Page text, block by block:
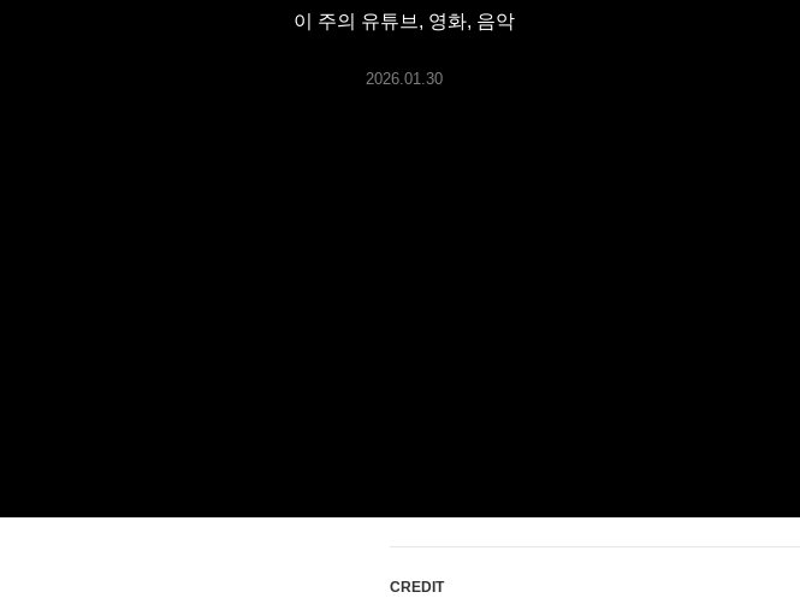
이 주의 유튜브, 영화, 음악
2026.01.30
CREDIT